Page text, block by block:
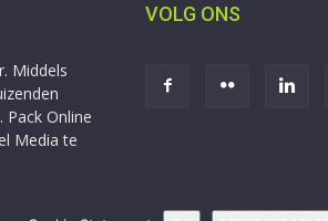
Middels
Online
Media te
VOLG ONS